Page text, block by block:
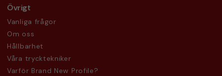
Övrigt
Vanliga frågor
Om oss
Hållbarhet
Våra trycktekniker
Varför Brand New Profile?